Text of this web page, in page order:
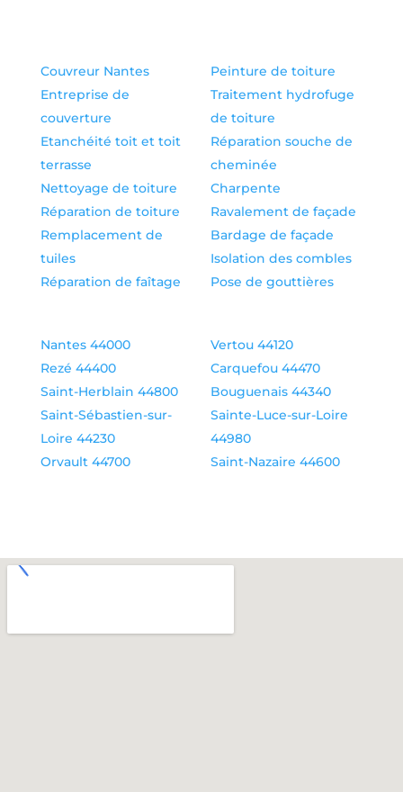
Couvreur Nantes
Entreprise de
couverture
Etanchéité toit et toit
terrasse
Nettoyage de toiture
Réparation de toiture
Remplacement de
tuiles
Réparation de faîtage
Peinture de toiture
Traitement hydrofuge
de toiture
Réparation souche de
cheminée
Charpente
Ravalement de façade
Bardage de façade
Isolation des combles
Pose de gouttières
Nantes 44000
Rezé 44400
Saint-Herblain 44800
Saint-Sébastien-sur-
Loire 44230
Orvault 44700
Vertou 44120
Carquefou 44470
Bouguenais 44340
Sainte-Luce-sur-Loire
44980
Saint-Nazaire 44600